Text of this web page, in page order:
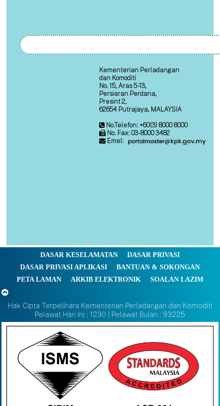
Kementerian Perladangan
dan Komoditi
No. 15, Aras 5-13,
Persiaran Perdana,
Presint 2,
62654 Putrajaya, MALAYSIA
No.Telefon: +60(3) 8000 8000
No. Fax: 03-8000 3482
Emel:
DASAR KESELAMATAN
DASAR PRIVASI
DASAR PRIVASI APLIKASI
BANTUAN & SOKONGAN
PETA LAMAN
ARKIB ELEKTRONIK SOALAN LAZIM
Hak Cipta Terpelihara Kementerian Perladangan dan Komoditi
Pelawat Hari Ini : 1230 | Pelawat Bulan : 93225